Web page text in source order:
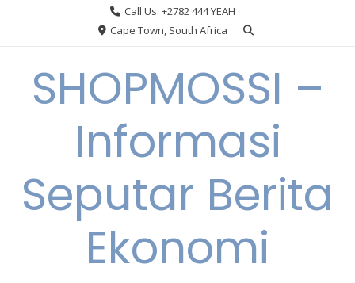
Call Us: +2782 444 YEAH
Cape Town, South Africa
SHOPMOSSI –
Informasi
Seputar Berita
Ekonomi